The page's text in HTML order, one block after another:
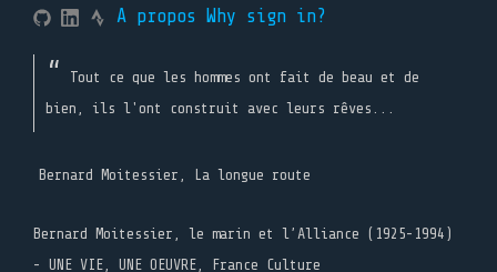
A propos Why sign in?
Tout ce que les hommes ont fait de beau et de
bien, ils l'ont construit avec leurs rêves...
Bernard Moitessier, La longue route
Bernard Moitessier, le marin et l’Alliance (1925-1994)
- UNE VIE, UNE OEUVRE, France Culture